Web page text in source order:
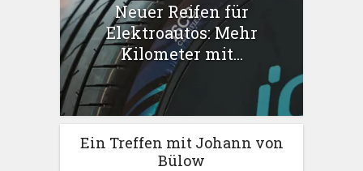
Neuer Reifen für
Elektroautos: Mehr
Kilometer mit...
Ein Treffen mit Johann von
Bülow